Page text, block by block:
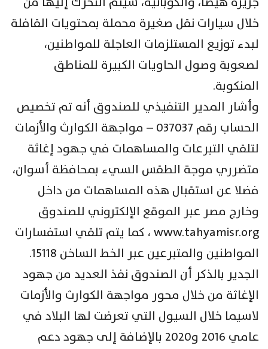
خلال سيارات نقل صغيرة محملة بمحتويات القافلة
لبدء توزيع المستلزمات العاجلة للمواطنين،
لصعوبة وصول الحاويات الكبيرة للمناطق
المنكوبة.
وأشار المدير التنفيذي للصندوق أنه تم تخصيص
الحساب رقم 037037 – مواجهة الكوارث والأزمات
لتلقي التبرعات والمساهمات في جهود إغاثة
متضرري موجة الطقس السيء بمحافظة أسوان،
فضلا عن استقبال هذه المساهمات من داخل
وخارج مصر عبر الموقع الإلكتروني للصندوق
www.tahyamisr.org ، كما يتم تلقي استفسارات
المواطنين والمتبرعين عبر الخط الساخن 15118.
الجدير بالذكر أن الصندوق نفذ العديد من جهود
الإغاثة من خلال محور مواجهة الكوارث والأزمات
لاسيما خلال السيول التي تعرضت لها البلاد في
عامي 2016 و2020 بالإضافة إلى جهود دعم